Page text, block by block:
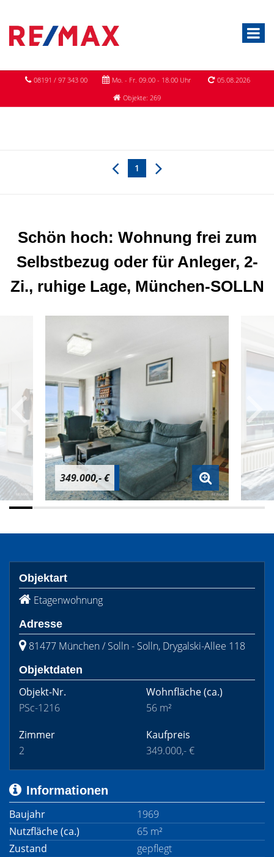
08191 / 97 343 00 Mo. - Fr. 09.00 - 18.00 Uhr
05.08.2026
Objekte: 269
1
Schön hoch: Wohnung frei zum
Selbstbezug oder für Anleger, 2-
Zi., ruhige Lage, München-SOLLN
349.000,- €
Objektart
Etagenwohnung
Adresse
81477 München / Solln - Solln, Drygalski-Allee 118
Objektdaten
Objekt-Nr.
PSc-1216
Wohnfläche(ca.)
56 m²
Zimmer
2
Kaufpreis
349.000,- €
Informationen
Baujahr
1969
Nutzfläche (ca.)
65 m²
Zustand
gepflegt